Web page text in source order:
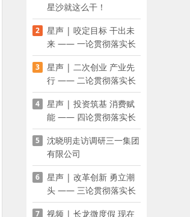
星沙就这么干！
2
星声 | 咬定目标 干出未
来 —— 一论贯彻落实长
沙县第十五次党代会精神
3
星声 | 二次创业 产业先
行 —— 二论贯彻落实长
沙县第十五次党代会精神
4
星声 | 投资筑基 消费赋
能 —— 四论贯彻落实长
沙县第十五次党代会精神
5
沈晓明走访调研三一集团
有限公司
6
星声 | 改革创新 勇立潮
头 —— 三论贯彻落实长
沙县第十五次党代会精神
7 视频 | 长龙微度假 现在